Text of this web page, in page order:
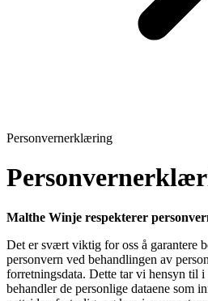
Personvernerklæring
Malthe Winje respekterer
Det er svært viktig for oss å garantere
personvern ved behandlingen av
forretningsdata. Dette tar vi hensyn til i
behandler de personlige dataene som